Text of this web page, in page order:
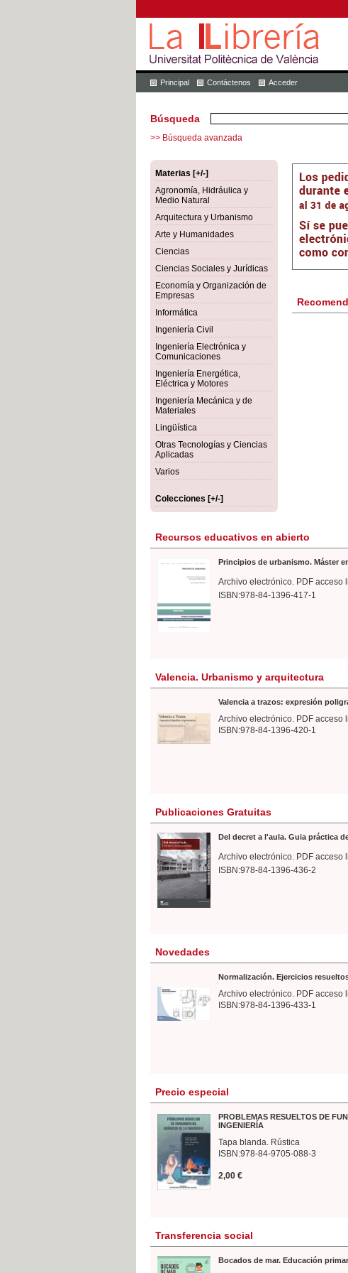
Principal Contáctenos Acceder
Búsqueda
>> Búsqueda avanzada
Materias [+/-]
Agronomía, Hidráulica y
Medio Natural
Arquitectura y Urbanismo
Arte y Humanidades
Ciencias
Ciencias Sociales y Jurídicas
Economía y Organización de
Empresas
Informática
Ingeniería Civil
Ingeniería Electrónica y
Comunicaciones
Ingeniería Energética,
Eléctrica y Motores
Ingeniería Mecánica y de
Materiales
Lingüística
Otras Tecnologías y Ciencias
Aplicadas
Varios
Colecciones [+/-]
Botánica
Recursos educativos en abierto
Principios de urbanismo. Máster
Archivo electrónico. PDF acceso
ISBN:978-84-1396-417-1
Valencia. Urbanismo y arquitectura
Valencia a trazos: expresión
Archivo electrónico. PDF acceso
ISBN:978-84-1396-420-1
Publicaciones Gratuitas
Del decret a l'aula. Guia práctica
Archivo electrónico. PDF acceso
ISBN:978-84-1396-436-2
Novedades
Normalización. Ejercicios
Archivo electrónico. PDF acceso
ISBN:978-84-1396-433-1
Precio especial
PROBLEMAS RESUELTOS DE
INGENIERÍA
Tapa blanda. Rústica
ISBN:978-84-9705-088-3
2,00 €
Transferencia social
Bocados de mar. Educación